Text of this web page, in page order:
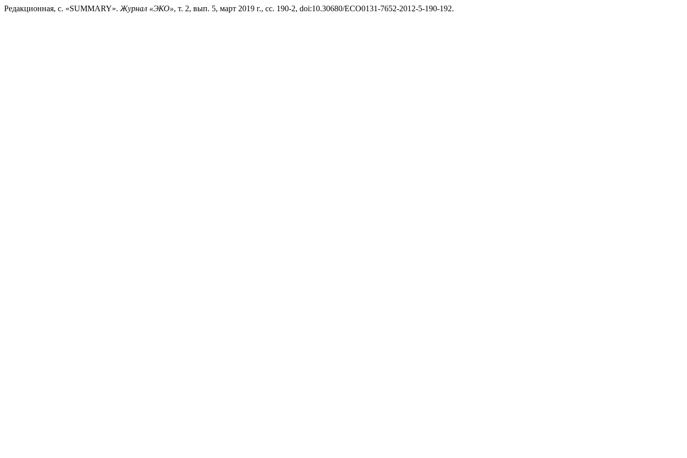
Редакционная, с. «SUMMARY». Журнал «ЭКО», т. 2, вып. 5, март 2019 г., сс. 190-2, doi:10.30680/ECO0131-7652-2012-5-190-192.